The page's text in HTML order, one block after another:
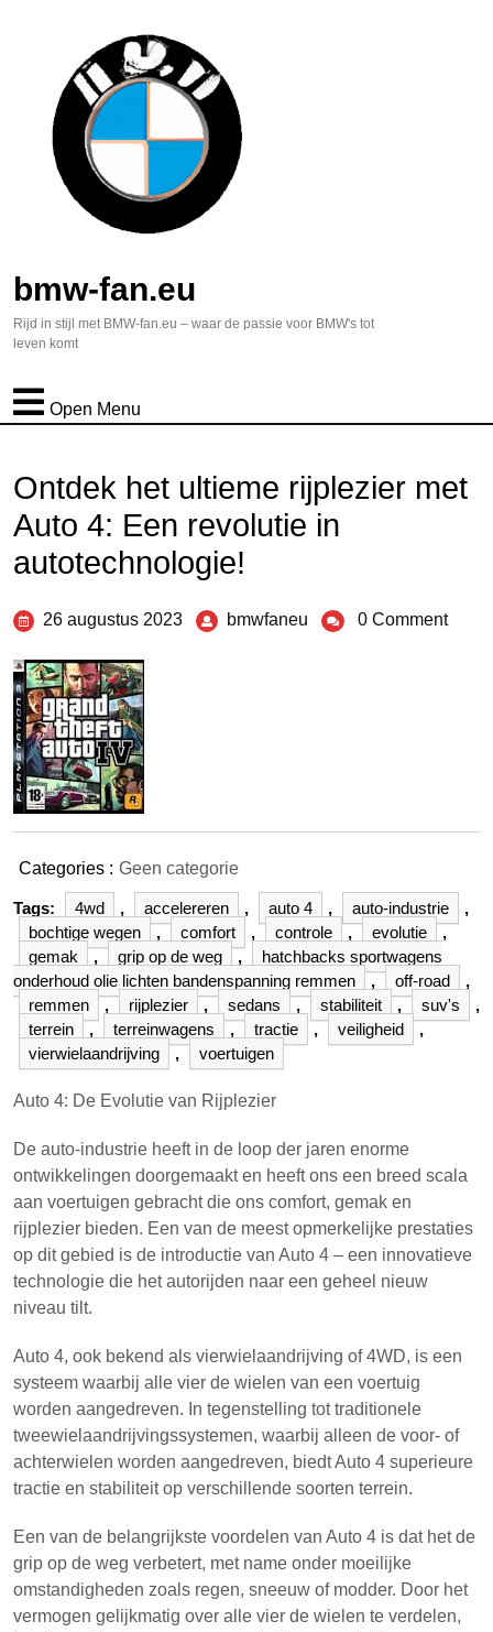
bmw-fan.eu
Rijd in stijl met BMW-fan.eu – waar de passie voor BMW's tot
leven komt
Open Menu
Ontdek het ultieme rijplezier met
Auto 4: Een revolutie in
autotechnologie!
26 augustus 2023 bmwfaneu 0 Comment
Categories : Geen categorie
Tags: 4wd , accelereren , auto 4 , auto-industrie
,
bochtige wegen
, comfort , controle , evolutie
,
gemak
, grip op de weg ,
hatchbacks sportwagens
onderhoud olie lichten bandenspanning remmen
, off-road
,
remmen
, rijplezier , sedans , stabiliteit , suv's
,
terrein
, terreinwagens , tractie , veiligheid
,
vierwielaandrijving
, voertuigen
Auto 4: De Evolutie van Rijplezier
De auto-industrie heeft in de loop der jaren enorme
ontwikkelingen doorgemaakt en heeft ons een breed scala
aan voertuigen gebracht die ons comfort, gemak en
rijplezier bieden. Een van de meest opmerkelijke prestaties
op dit gebied is de introductie van Auto 4 – een innovatieve
technologie die het autorijden naar een geheel nieuw
niveau tilt.
Auto 4, ook bekend als vierwielaandrijving of 4WD, is een
systeem waarbij alle vier de wielen van een voertuig
worden aangedreven. In tegenstelling tot traditionele
tweewielaandrijvingssystemen, waarbij alleen de voor- of
achterwielen worden aangedreven, biedt Auto 4 superieure
tractie en stabiliteit op verschillende soorten terrein.
Een van de belangrijkste voordelen van Auto 4 is dat het de
grip op de weg verbetert, met name onder moeilijke
omstandigheden zoals regen, sneeuw of modder. Door het
vermogen gelijkmatig over alle vier de wielen te verdelen,